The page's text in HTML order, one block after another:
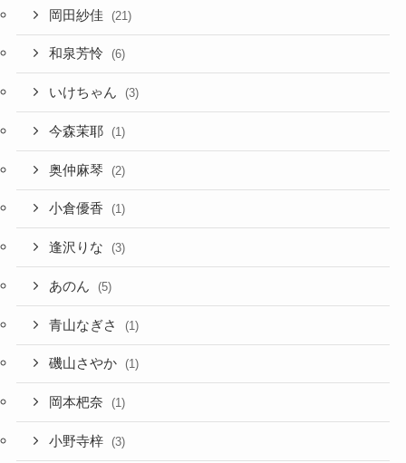
岡田紗佳 (21)
和泉芳怜 (6)
いけちゃん (3)
今森茉耶 (1)
奥仲麻琴 (2)
小倉優香 (1)
逢沢りな (3)
あのん (5)
青山なぎさ (1)
磯山さやか (1)
岡本杷奈 (1)
小野寺梓 (3)